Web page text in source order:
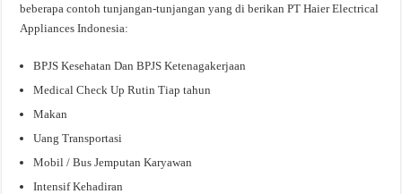
beberapa contoh tunjangan-tunjangan yang di berikan PT Haier Electrical
Appliances Indonesia:
BPJS Kesehatan Dan BPJS Ketenagakerjaan
Medical Check Up Rutin Tiap tahun
Makan
Uang Transportasi
Mobil / Bus Jemputan Karyawan
Intensif Kehadiran